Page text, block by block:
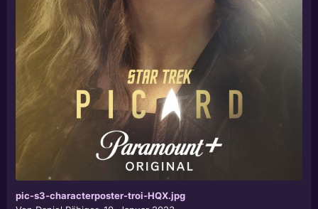
pic-s3-characterposter-troi-HQX.jpg